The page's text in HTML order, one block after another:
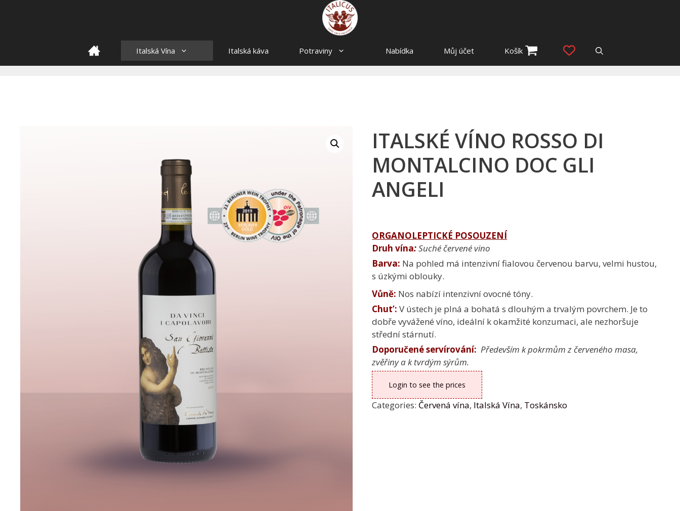
HOME Italská Vína Italská káva Potraviny Nabídka Můj účet Košík
ITALSKÉ VÍNO ROSSO DI
MONTALCINO DOC GLI
ANGELI
ORGANOLEPTICKÉ POSOUZENÍ
Druh vína:Suché červené vino
Barva: Na pohled má intenzivní fialovou červenou barvu, velmi hustou,
s úzkými oblouky.
Vůně: Nos nabízí intenzivní ovocné tóny.
Chut’:V ústech je plná a bohatá s dlouhým a trvalým povrchem. Je to
dobře vyvážené víno, ideální k okamžité konzumaci, ale nezhoršuje
střední stárnutí.
Doporučené servírování: Především k pokrmům z červeného masa,
zvěřiny a k tvrdým sýrům.
Login to see the prices
Categories: Červená vína, Italská Vína, Toskánsko